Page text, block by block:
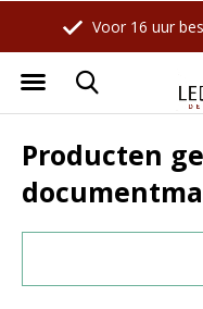
Voor 16 uur
Producten